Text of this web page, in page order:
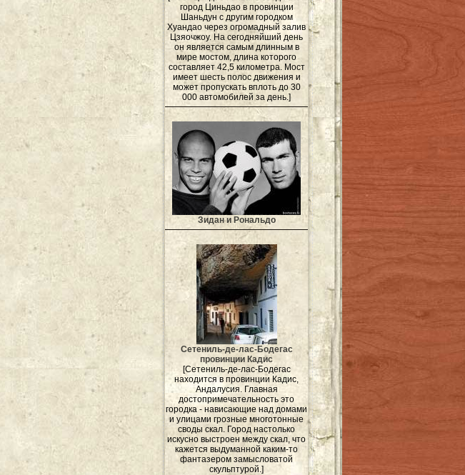
город Циньдао в провинции
Шаньдун с другим городком
Хуандао через огромадный залив
Цзяочжоу. На сегодняйший день
он является самым длинным в
мире мостом, длина которого
составляет 42,5 километра. Мост
имеет шесть полос движения и
может пропускать вплоть до 30
000 автомобилей за день.]
Зидан и Рональдо
Сетениль-де-лас-Бодегас
провинции Кадис
[Сетениль-де-лас-Бодегас
находится в провинции Кадис,
Андалусия. Главная
достопримечательность это
городка - нависающие над домами
и улицами грозные многотонные
своды скал. Город настолько
искусно выстроен между скал, что
кажется выдуманной каким-то
фантазером замысловатой
скульптурой.]